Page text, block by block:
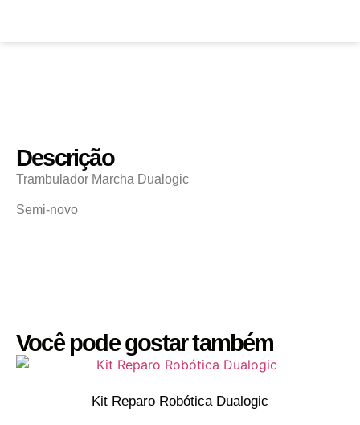
Descrição
Trambulador Marcha Dualogic
Semi-novo
Você pode gostar também
Kit Reparo Robótica Dualogic